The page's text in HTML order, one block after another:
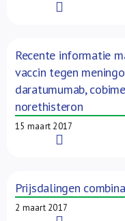
Recente informatie
vaccin tegen
daratumumab,
norethisteron
15 maart 2017
Prijsdalingen
2 maart 2017